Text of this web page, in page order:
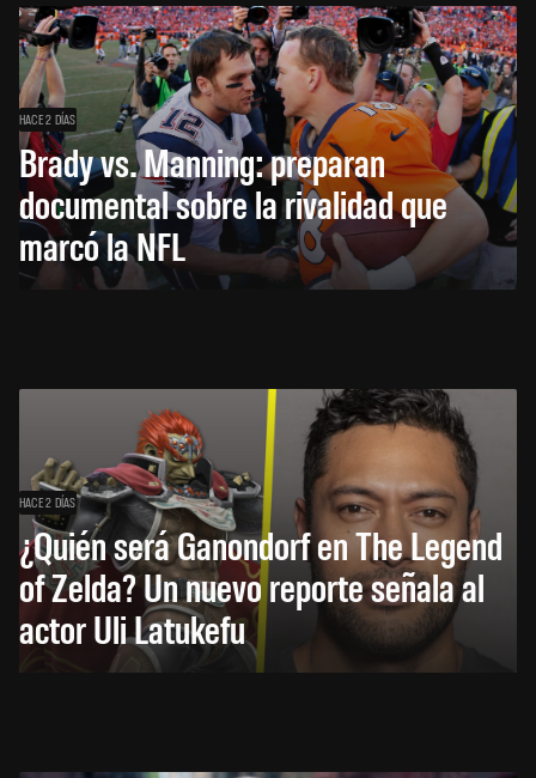
HACE 2 DÍAS
Brady vs. Manning: preparan
documental sobre la rivalidad que
marcó la NFL
HACE 2 DÍAS
¿Quién será Ganondorf en The Legend
of Zelda? Un nuevo reporte señala al
actor Uli Latukefu